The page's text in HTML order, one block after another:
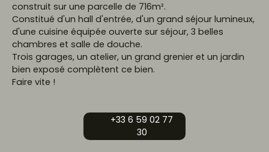
construit sur une parcelle de 716m².
Constitué d'un hall d'entrée, d'un grand séjour lumineux,
d'une cuisine équipée ouverte sur séjour, 3 belles
chambres et salle de douche.
Trois garages, un atelier, un grand grenier et un jardin
bien exposé complètent ce bien.
Faire vite !
+33 6 59 02 77
30